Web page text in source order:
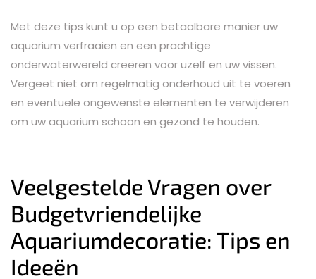
Met deze tips kunt u op een betaalbare manier uw
aquarium verfraaien en een prachtige
onderwaterwereld creëren voor uzelf en uw vissen.
Vergeet niet om regelmatig onderhoud uit te voeren
en eventuele ongewenste elementen te verwijderen
om uw aquarium schoon en gezond te houden.
Veelgestelde Vragen over
Budgetvriendelijke
Aquariumdecoratie: Tips en
Ideeën